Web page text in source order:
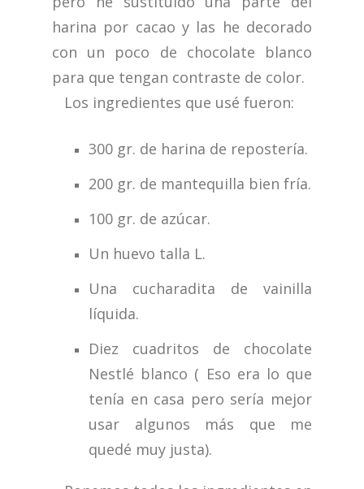
harina por cacao y las he decorado
con un poco de chocolate blanco
para que tengan contraste de color.
Los ingredientes que usé fueron:
300 gr. de harina de repostería.
200 gr. de mantequilla bien fría.
100 gr. de azúcar.
Un huevo talla L.
Una cucharadita de vainilla
líquida.
Diez cuadritos de chocolate
Nestlé blanco ( Eso era lo que
tenía en casa pero sería mejor
usar algunos más que me
quedé muy justa).